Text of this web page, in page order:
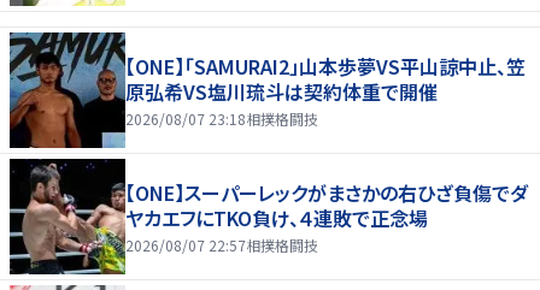
【ONE】「SAMURAI2」山本歩夢VS平山諒中止、笠
原弘希VS塩川琉斗は契約体重で開催
2026/08/07 23:18相撲格闘技
【ONE】スーパーレックがまさかの右ひざ負傷でダ
ヤカエフにTKO負け、４連敗で正念場
2026/08/07 22:57相撲格闘技